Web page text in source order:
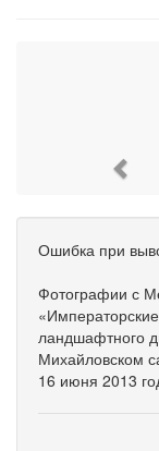
Ошибка при
Фотографии с
ландшафтного
Михайловском
16 июня 2013